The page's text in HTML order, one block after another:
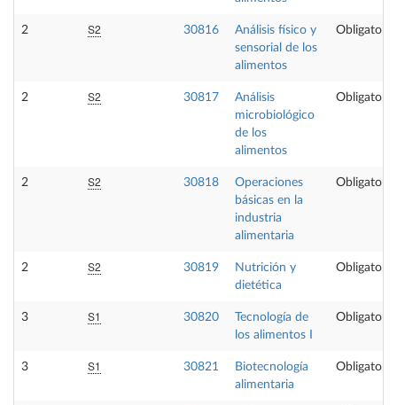
2 S2 30816
Análisis físico y
sensorial de los
alimentos
Obligatoria
2 S2 30817
Análisis
microbiológico
de los
alimentos
Obligatoria
2 S2 30818
Operaciones
básicas en la
industria
alimentaria
Obligatoria
2 S2 30819
Nutrición y
dietética
Obligatoria
3 S1 30820
Tecnología de
los alimentos I
Obligatoria
3 S1 30821
Biotecnología
alimentaria
Obligatoria